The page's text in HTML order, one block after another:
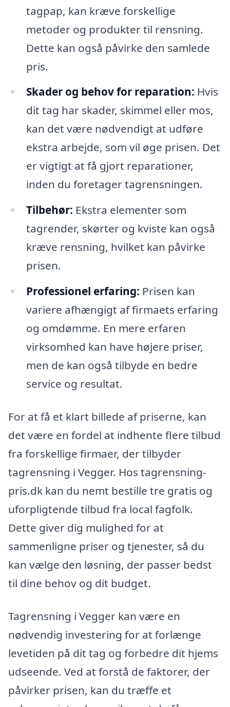
tagpap, kan kræve forskellige
metoder og produkter til rensning.
Dette kan også påvirke den samlede
pris.
Skader og behov for reparation: Hvis
dit tag har skader, skimmel eller mos,
kan det være nødvendigt at udføre
ekstra arbejde, som vil øge prisen. Det
er vigtigt at få gjort reparationer,
inden du foretager tagrensningen.
Tilbehør: Ekstra elementer som
tagrender, skørter og kviste kan også
kræve rensning, hvilket kan påvirke
prisen.
Professionel erfaring: Prisen kan
variere afhængigt af firmaets erfaring
og omdømme. En mere erfaren
virksomhed kan have højere priser,
men de kan også tilbyde en bedre
service og resultat.
For at få et klart billede af priserne, kan
det være en fordel at indhente flere tilbud
fra forskellige firmaer, der tilbyder
tagrensning i Vegger. Hos tagrensning-
pris.dk kan du nemt bestille tre gratis og
uforpligtende tilbud fra local fagfolk.
Dette giver dig mulighed for at
sammenligne priser og tjenester, så du
kan vælge den løsning, der passer bedst
til dine behov og dit budget.
Tagrensning i Vegger kan være en
nødvendig investering for at forlænge
levetiden på dit tag og forbedre dit hjems
udseende. Ved at forstå de faktorer, der
påvirker prisen, kan du træffe et